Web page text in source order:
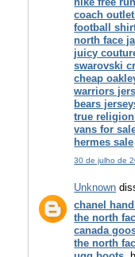
coach
football
north face
juicy
swarovski
cheap
warriors
bears
true
vans for
hermes sale
30 de julho de
Unknown
chanel
the north
canada
the north